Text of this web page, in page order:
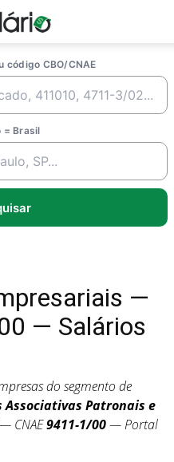
código CBO/CNAE
= Brasil
—
— Salários
do segmento de
Associativas Patronais e
CNAE9411-1/00— Portal